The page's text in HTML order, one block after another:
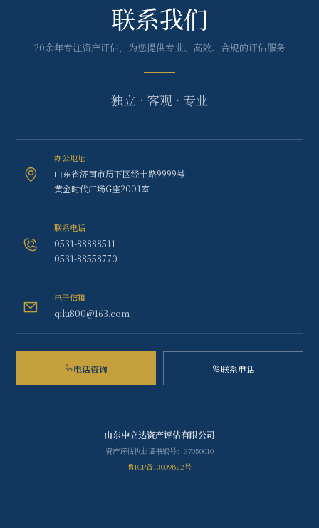
联系我们
20余年专注资产评估，为您提供专业、高效、合规的评估服务
独立 · 客观 · 专业
办公地址
山东省济南市历下区经十路9999号
黄金时代广场G座2001室
联系电话
0531-88888511
0531-88558770
电子信箱
qilu800@163.com
电话咨询 联系电话
山东中立达资产评估有限公司
资产评估执业证书编号：37050010
鲁ICP备13009822号